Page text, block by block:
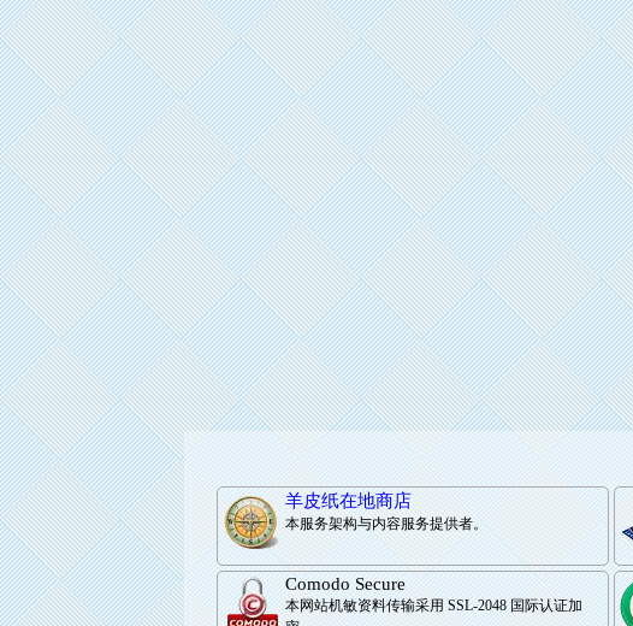
羊皮纸在地商店
本服务架构与内容服务提供者。
Comodo Secure
本网站机敏资料传输采用 SSL-2048 国际认证加